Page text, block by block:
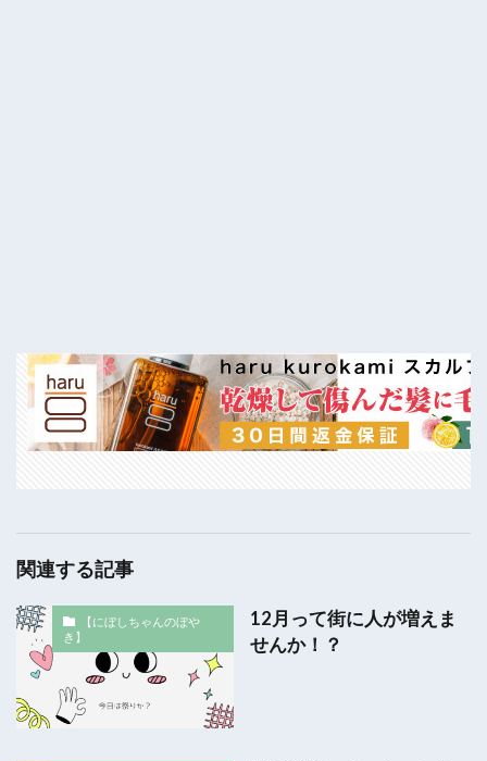
関連する記事
【にぼしちゃんのぼや
き】
12月って街に人が増えま
せんか！？